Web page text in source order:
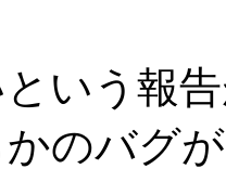
いう報
のバグ